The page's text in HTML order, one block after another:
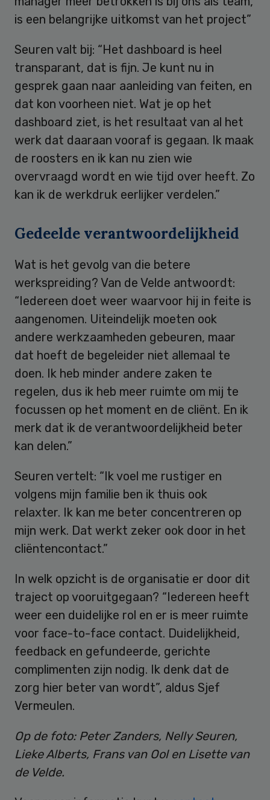
is een belangrijke uitkomst van het project”
Seuren valt bij: “Het dashboard is heel
transparant, dat is fijn. Je kunt nu in
gesprek gaan naar aanleiding van feiten, en
dat kon voorheen niet. Wat je op het
dashboard ziet, is het resultaat van al het
werk dat daaraan vooraf is gegaan. Ik maak
de roosters en ik kan nu zien wie
overvraagd wordt en wie tijd over heeft. Zo
kan ik de werkdruk eerlijker verdelen.”
Gedeelde verantwoordelijkheid
Wat is het gevolg van die betere
werkspreiding? Van de Velde antwoordt:
“Iedereen doet weer waarvoor hij in feite is
aangenomen. Uiteindelijk moeten ook
andere werkzaamheden gebeuren, maar
dat hoeft de begeleider niet allemaal te
doen. Ik heb minder andere zaken te
regelen, dus ik heb meer ruimte om mij te
focussen op het moment en de cliënt. En ik
merk dat ik de verantwoordelijkheid beter
kan delen.”
Seuren vertelt: “Ik voel me rustiger en
volgens mijn familie ben ik thuis ook
relaxter. Ik kan me beter concentreren op
mijn werk. Dat werkt zeker ook door in het
cliëntencontact.”
In welk opzicht is de organisatie er door dit
traject op vooruitgegaan? “Iedereen heeft
weer een duidelijke rol en er is meer ruimte
voor face-to-face contact. Duidelijkheid,
feedback en gefundeerde, gerichte
complimenten zijn nodig. Ik denk dat de
zorg hier beter van wordt”, aldus Sjef
Vermeulen.
Op de foto: Peter Zanders, Nelly Seuren,
Lieke Alberts, Frans van Ool en Lisette van
de Velde.